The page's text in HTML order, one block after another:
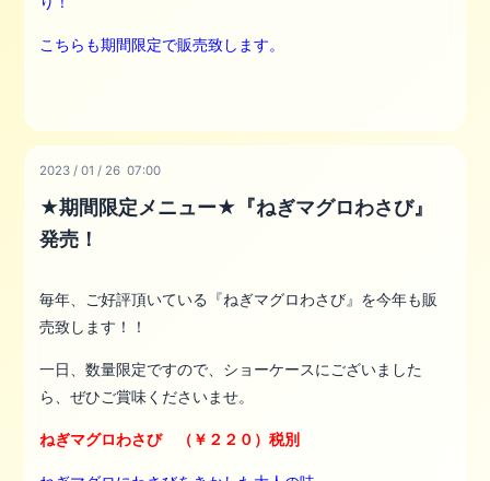
こちらも期間限定で販売致します。
2023 /01 / 26 07:00
★期間限定メニュー★『ねぎマグロわさび』
発売！
毎年、ご好評頂いている『ねぎマグロわさび』を今年も販
売致します！！
一日、数量限定ですので、ショーケースにございました
ら、ぜひご賞味くださいませ。
ねぎマグロわさび （￥２２０）税別